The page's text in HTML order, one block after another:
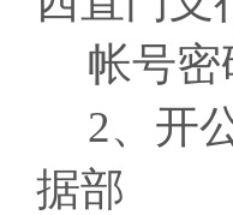
帐号密
2、开
据部